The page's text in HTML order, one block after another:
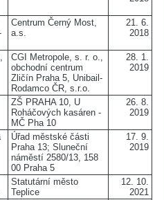
Centrum Černý Most,
a.s.
21. 6.
2018
CGI Metropole, s. r. o.,
obchodní centrum
Zličín Praha 5, Unibail-
Rodamco ČR, s.r.o.
28. 1.
2019
ZŠ PRAHA 10, U
Roháčových kasáren -
MČ Pha 10
26. 8.
2019
Úřad městské části
Praha 13; Sluneční
náměstí 2580/13, 158
00 Praha 5
17. 9.
2019
Statutární město
Teplice
12. 10.
2021